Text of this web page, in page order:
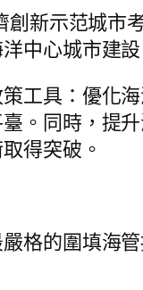
新示范城市
中心城市建設
工具：優化
。同時，提
得突破。
格的圍填海